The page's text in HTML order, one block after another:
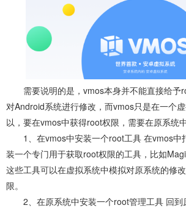
需要说明的是，vmos本身并不能直接给予
对Android系统进行修改，而vmos只是在一个
以，要在vmos中获得root权限，需要在原系统
1、在vmos中安装一个root工具 在vmos中
装一个专门用于获取root权限的工具，比如
这些工具可以在虚拟系统中模拟对原系统的修
限。
2、在原系统中安装一个root管理工具 回